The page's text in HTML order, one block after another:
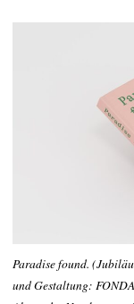
Paradise found.
und Gestaltung: